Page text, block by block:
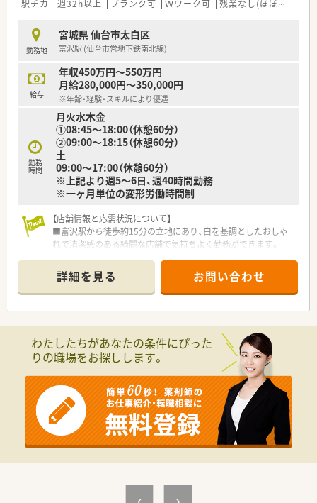
■開業支援や在宅医療を通じて東北の医療体制を支えます。
【法人特徴について】
■宮城県を中心に岩手や福島など東北に20店以上展開します。
■地域医療への参画や在宅医療の推進に注力しています。
■クリニック開業コンサルティングなど独自事業も強みです。
駅チカ 週32h以上 ブランク可 Ｗワーク可 残業なし(ほぼなし含む)
勤務地
宮城県 仙台市太白区
富沢駅 (仙台市営地下鉄南北線)
給与
年収450万円～550万円
月給280,000円～350,000円
※年齢・経験・スキルにより優遇
勤務
時間
月火水木金
①08:45～18:00（休憩60分）
②09:00～18:15（休憩60分）
土
09:00～17:00（休憩60分）
※上記より週5～6日、週40時間勤務
※一ヶ月単位の変形労働時間制
【店舗情報と応需状況について】
■富沢駅から徒歩約15分の立地にあり、白を基調としたおしゃ
れで清潔感のある綺麗な店舗で気持ちよく勤務ができます。
箋をスピーディーかつ丁寧に受け付けている薬局です。
■店舗にはドライブスルー調剤の設備も導入されており、患者様
が車内で快適に待てるため地域でも好評を得ています。
■宮城県と茨城県において合計7店舗を展開しており、クリニッ
ク門前の薬局として医師と二人三脚で運営しています。
■代表者自身も薬剤師として日々の現場に入っているため、従業
員との連携が非常に密であり風通しが良い社風です。
■地域に根差したかかりつけ薬局を目指しており、在宅医療や積
極的なかかりつけ薬剤師業務への取り組みに注力しています。
【こんな方にオススメ】
■処方元のドクターと密な連携を取りながら、地域医療へ貢献で
きることにやりがいを感じたい方に大変おすすめです。
■手厚い人員体制のもとで残業を減らし、プライベートの時間も
■これまでの調剤経験を活かしつつ、これからは在宅医療の分野
にも積極的にチャレンジしてスキルを広げたい方向けです。
詳細を見る お問い合わせ
わたしたちがあなたの条件にぴった
りの職場をお探しします。